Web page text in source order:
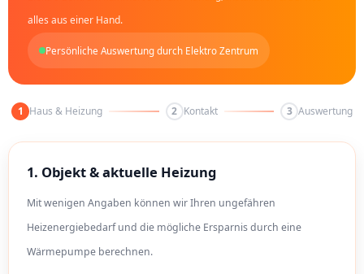
alles aus einer Hand.
Persönliche Auswertung durch Elektro Zentrum
1 Haus & Heizung 2 Kontakt 3 Auswertung
1. Objekt & aktuelle Heizung
Mit wenigen Angaben können wir Ihren ungefähren
Heizenergiebedarf und die mögliche Ersparnis durch eine
Wärmepumpe berechnen.